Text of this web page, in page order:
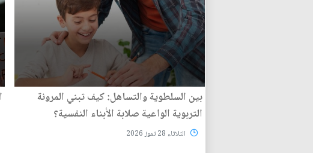
بين السلطوية والتساهل: كيف تبني المرونة
التربوية الواعية صلابة الأبناء النفسية؟
الثلاثاء 28 تموز 2026